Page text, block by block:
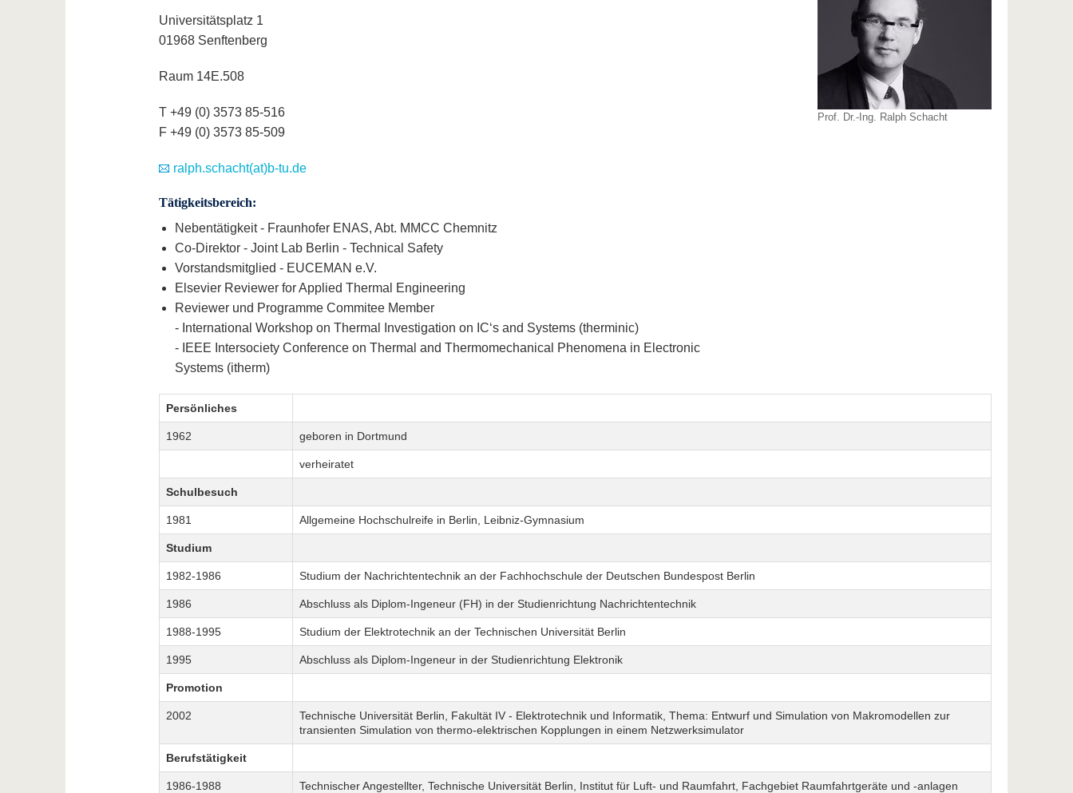
Prof. Dr.-Ing. Ralph Schacht
Universitätsplatz 1
01968 Senftenberg
Raum 14E.508
T +49 (0) 3573 85-516
F +49 (0) 3573 85-509
ralph.schacht(at)b-tu.de
Tätigkeitsbereich:
Nebentätigkeit - Fraunhofer ENAS, Abt. MMCC Chemnitz
Co-Direktor - Joint Lab Berlin - Technical Safety
Vorstandsmitglied - EUCEMAN e.V.
Elsevier Reviewer for Applied Thermal Engineering
Reviewer und Programme Commitee Member
- International Workshop on Thermal Investigation on IC‘s and Systems (therminic)
- IEEE Intersociety Conference on Thermal and Thermomechanical Phenomena in Electronic
Systems (itherm)
Persönliches
1962 geboren in Dortmund
verheiratet
Schulbesuch
1981 Allgemeine Hochschulreife in Berlin, Leibniz-Gymnasium
Studium
1982-1986 Studium der Nachrichtentechnik an der Fachhochschule der Deutschen Bundespost Berlin
1986 Abschluss als Diplom-Ingeneur (FH) in der Studienrichtung Nachrichtentechnik
1988-1995 Studium der Elektrotechnik an der Technischen Universität Berlin
1995 Abschluss als Diplom-Ingeneur in der Studienrichtung Elektronik
Promotion
2002
Technische Universität Berlin, Fakultät IV - Elektrotechnik und Informatik, Thema: Entwurf und Simulation von Makromodellen zur
transienten Simulation von thermo-elektrischen Kopplungen in einem Netzwerksimulator
Berufstätigkeit
1986-1988 Technischer Angestellter, Technische Universität Berlin, Institut für Luft- und Raumfahrt, Fachgebiet Raumfahrtgeräte und -anlagen